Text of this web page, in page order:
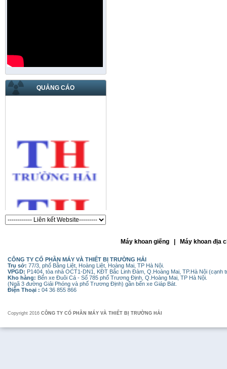
QUẢNG CÁO
Máy khoan giếng | Máy khoan
CÔNG TY CỔ PHẦN MÁY VÀ THIẾT BỊ TRƯỜNG HẢI
Trụ sở: 77/3, phố Bằng Liệt, Hoàng Liệt, Hoàng Mai, TP Hà Nội.
VPGD: P1404, tòa nhà OCT1-DN1, KĐT Bắc Linh Đàm, Q.Hoàng Mai, TP.Hà Nội (cạnh
Kho hàng: Bến xe Đuôi Cá - Số 785 phố Trương Định, Q.Hoàng Mai, TP Hà Nội.
(Ngã 3 đường Giải Phóng và phố Trương Định) gần bến xe Giáp Bát.
Điện Thoại : 04 36 855 866
Copyright 2016 CÔNG TY CỔ PHẦN MÁY VÀ THIẾT BỊ TRƯỜNG HẢI